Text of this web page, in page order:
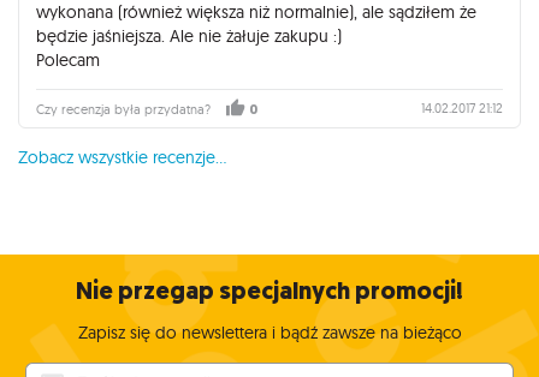
wykonana (również większa niż normalnie), ale sądziłem że
będzie jaśniejsza. Ale nie żałuje zakupu :)
Polecam
Czy recenzja była przydatna? 0 14.02.2017 21:12
Zobacz wszystkie recenzje...
Nie przegap specjalnych promocji!
Zapisz się do newslettera i bądź zawsze na bieżąco